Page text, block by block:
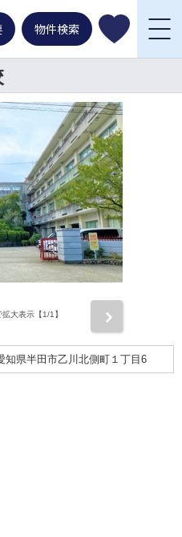
物件検索
拡大表示【1/1】
知県半田市乙川北側町１丁目6